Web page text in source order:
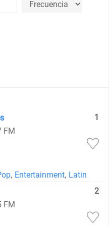
1
FM
, Entertainment, Latin
2
FM